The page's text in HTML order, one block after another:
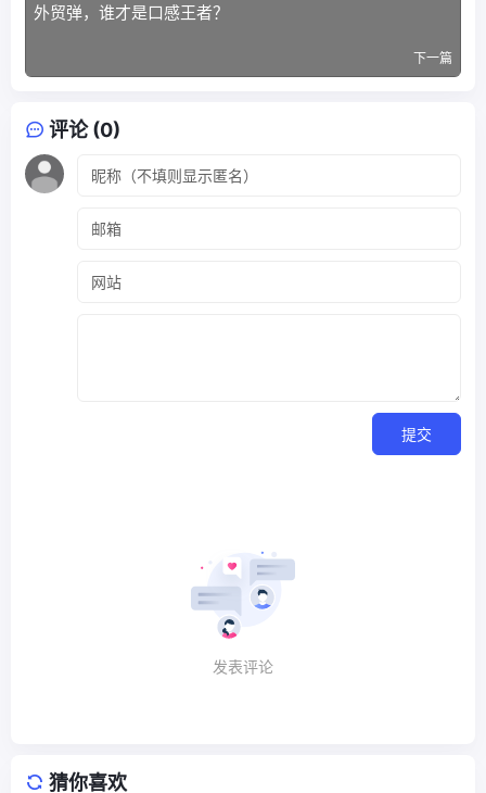
外贸弹，谁才是口感王者？
下一篇
评论 (0)
提交
发表评论
猜你喜欢